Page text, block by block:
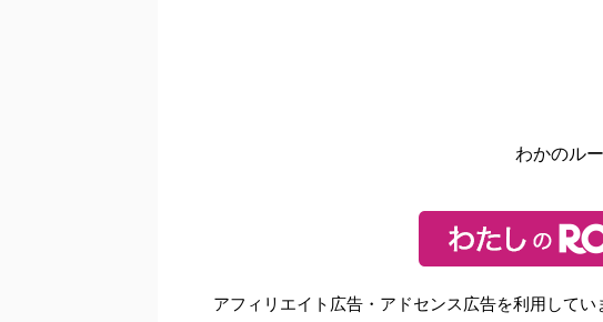
わかのル
アフィリエイト広告・アドセンス広告を利用してい